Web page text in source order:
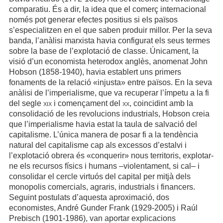
comparatiu. És a dir, la idea que el comerç internacional
només pot generar efectes positius si els països
s’especialitzen en el que saben produir millor. Per la seva
banda, l’anàlisi marxista havia configurat els seus termes
sobre la base de l’explotació de classe. Únicament, la
visió d’un economista heterodox anglès, anomenat John
Hobson (1858-1940), havia establert uns primers
fonaments de la relació «injusta» entre països. En la seva
anàlisi de l’imperialisme, que va recuperar l’ímpetu a la fi
del segle xixi començament del xx, coincidint amb la
consolidació de les revolucions industrials, Hobson creia
que l’imperialisme havia estat la taula de salvació del
capitalisme. L’única manera de posar fi a la tendència
natural del capitalisme cap als excessos d’estalvi i
l’explotació obrera és «conquerir» nous territoris, explotar-
ne els recursos físics i humans –violentament, si cal– i
consolidar el cercle virtuós del capital per mitjà dels
monopolis comercials, agraris, industrials i financers.
Seguint postulats d’aquesta aproximació, dos
economistes, André Gunder Frank (1929-2005) i Raúl
Prebisch (1901-1986), van aportar explicacions